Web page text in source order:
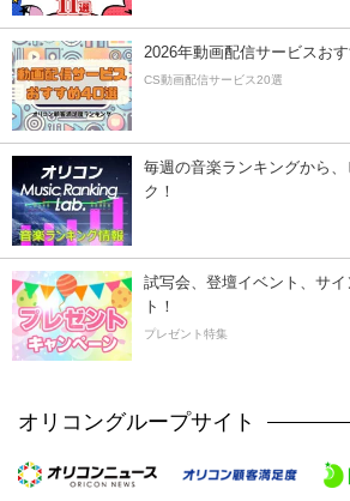
2026年動画配信サービスお
CS動画配信サービス20選
毎週の音楽ランキングから
ク！
試写会、登壇イベント、サ
ト！
プレゼント特集
オリコングループサイト